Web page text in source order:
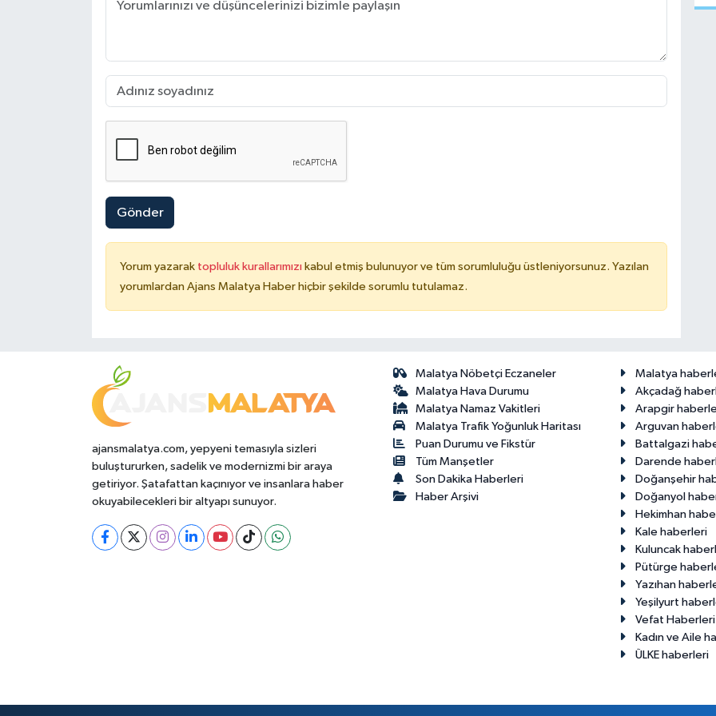
Gönder
Yorum yazarak topluluk kurallarımızı kabul etmiş bulunuyor ve tüm sorumluluğu üstleniyorsunuz. Yazılan
yorumlardan Ajans Malatya Haber hiçbir şekilde sorumlu tutulamaz.
ajansmalatya.com, yepyeni temasıyla sizleri
buluştururken, sadelik ve modernizmi bir araya
getiriyor. Şatafattan kaçınıyor ve insanlara haber
okuyabilecekleri bir altyapı sunuyor.
Malatya Nöbetçi Eczaneler
Malatya Hava Durumu
Malatya Namaz Vakitleri
Malatya Trafik Yoğunluk Haritası
Puan Durumu ve Fikstür
Tüm Manşetler
Son Dakika Haberleri
Haber Arşivi
Malatya
Akçadağ
Arapgir
Arguvan
Battalgazi
Darende
Doğanşehir
Doğanyol
Hekimhan
Kale haberleri
Kuluncak
Pütürge
Yazıhan
Yeşilyurt
Vefat Haberleri
Kadın ve Aile
ÜLKE haberleri